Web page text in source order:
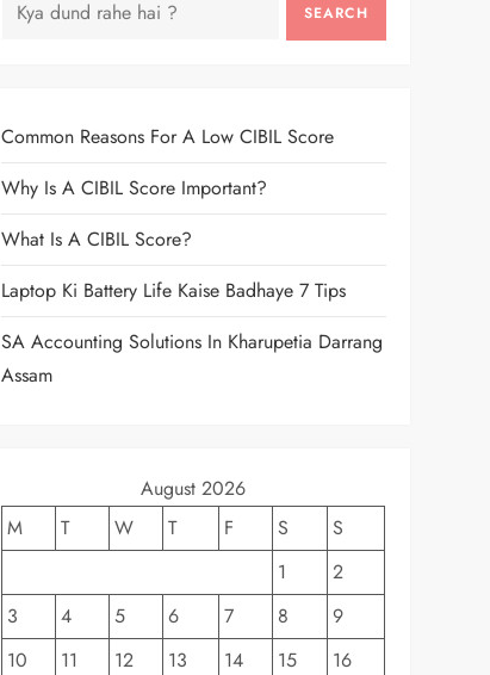
SEARCH
Common Reasons For A Low CIBIL Score
Why Is A CIBIL Score Important?
What Is A CIBIL Score?
Laptop Ki Battery Life Kaise Badhaye 7 Tips
SA Accounting Solutions In Kharupetia Darrang
Assam
August 2026
M
T W T F S
S
1
2
3
4 5 6 7 8
9
10
11 12 13 14 15
16